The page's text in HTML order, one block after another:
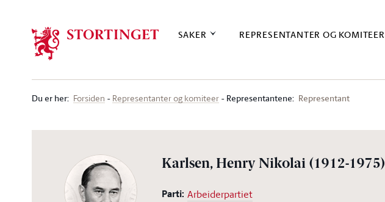
SAKER REPRESENTANTER OG KOMITEER
Du er her: Forsiden Representanter og komiteer Representantene: Representant
Karlsen, Henry Nikolai (1912-1975)
Parti: Arbeiderpartiet